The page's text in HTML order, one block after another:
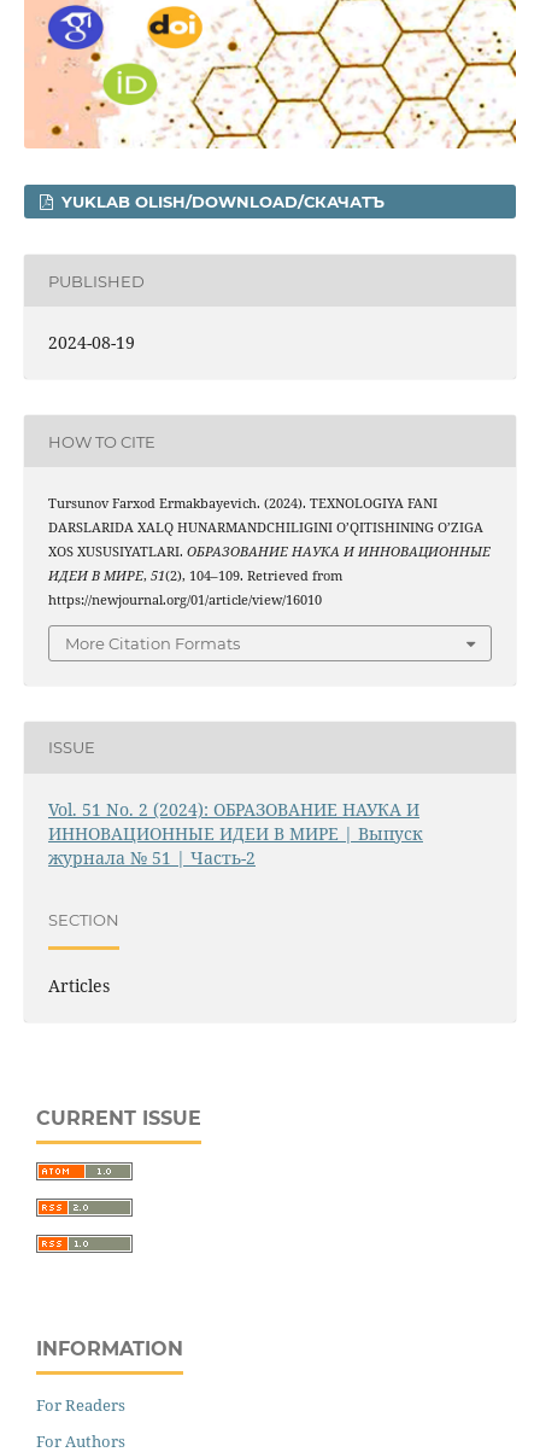
YUKLAB OLISH/DOWNLOAD/СКАЧАТЪ
PUBLISHED
2024-08-19
HOW TO CITE
Tursunov Farxod Ermakbayevich. (2024). TEXNOLOGIYA FANI
DARSLARIDA XALQ HUNARMANDCHILIGINI O’QITISHINING O’ZIGA
XOS XUSUSIYATLARI. ОБРАЗОВАНИЕ НАУКА И ИННОВАЦИОННЫЕ
ИДЕИ В МИРЕ, 51(2), 104–109. Retrieved from
https://newjournal.org/01/article/view/16010
More Citation Formats
ISSUE
Vol. 51 No. 2 (2024): ОБРАЗОВАНИЕ НАУКА И
ИННОВАЦИОННЫЕ ИДЕИ В МИРЕ | Выпуск
журнала № 51 | Часть-2
SECTION
Articles
CURRENT ISSUE
INFORMATION
For Readers
For Authors